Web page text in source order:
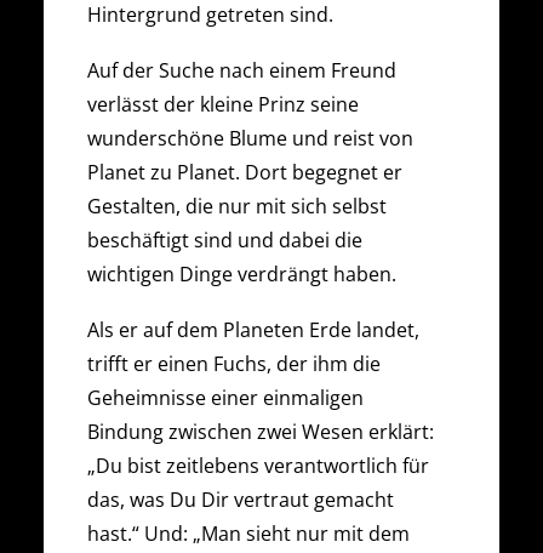
Hintergrund getreten sind.
Auf der Suche nach einem Freund
verlässt der kleine Prinz seine
wunderschöne Blume und reist von
Planet zu Planet. Dort begegnet er
Gestalten, die nur mit sich selbst
beschäftigt sind und dabei die
wichtigen Dinge verdrängt haben.
Als er auf dem Planeten Erde landet,
trifft er einen Fuchs, der ihm die
Geheimnisse einer einmaligen
Bindung zwischen zwei Wesen erklärt:
„Du bist zeitlebens verantwortlich für
das, was Du Dir vertraut gemacht
hast.“ Und: „Man sieht nur mit dem